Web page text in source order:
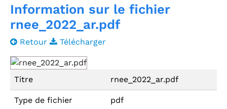
Information sur le fichier
rnee_2022_ar.pdf
Retour Télécharger
Titre rnee_2022_ar.pdf
Type de fichier pdf